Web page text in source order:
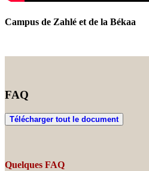
Campus de Zahlé et de la Békaa
FAQ
Télécharger tout le document
Quelques FAQ